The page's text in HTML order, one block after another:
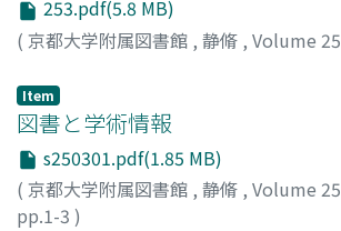
253.pdf(5.8 MB)
( 京都大学附属図書館 , 静脩 , Volume 25
Item
図書と学術情報
s250301.pdf(1.85 MB)
( 京都大学附属図書館 , 静脩 , Volume 25
pp.1-3 )